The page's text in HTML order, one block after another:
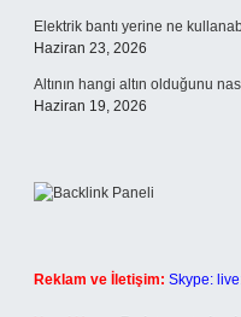
Elektrik bantı yerine ne
Haziran 23, 2026
Altının hangi altın olduğunu
Haziran 19, 2026
Reklam ve İletişim: Skype: